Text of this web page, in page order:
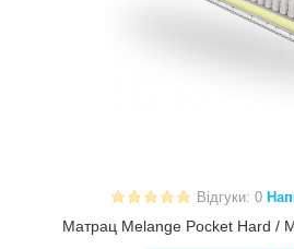
Відгуки: 0
Матрац Melange Pocket Hard /